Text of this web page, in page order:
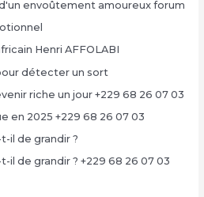
envoûtement amoureux forum
Henri AFFOLABI
détecter un sort
riche un jour +229 68 26 07 03
en 2025 +229 68 26 07 03
il de grandir ?
il de grandir ? +229 68 26 07 03